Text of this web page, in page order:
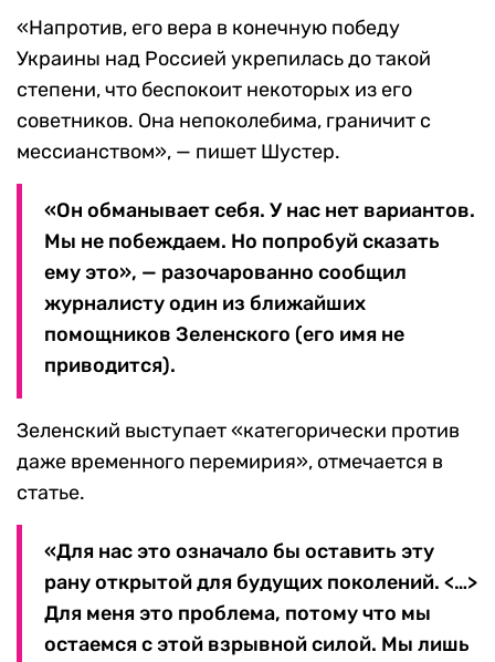
«Напротив, его вера в конечную победу
Украины над Россией укрепилась до такой
степени, что беспокоит некоторых из его
советников. Она непоколебима, граничит с
мессианством», — пишет Шустер.
«Он обманывает себя. У нас нет вариантов.
Мы не побеждаем. Но попробуй сказать
ему это», — разочарованно сообщил
журналисту один из ближайших
помощников Зеленского (его имя не
приводится).
Зеленский выступает «категорически против
даже временного перемирия», отмечается в
статье.
«Для нас это означало бы оставить эту
рану открытой для будущих поколений. <…>
Для меня это проблема, потому что мы
остаемся с этой взрывной силой. Мы лишь